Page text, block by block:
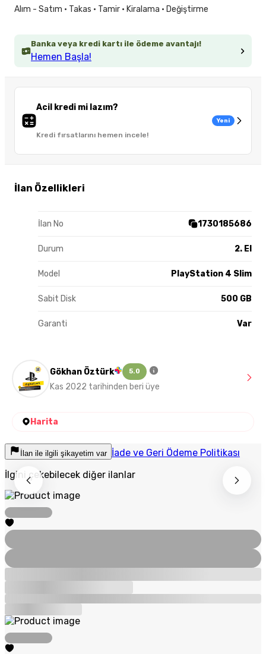
Banka veya kredi kartı ile ödeme avantajı!
Hemen Başla!
Acil kredi mi lazım?
Kredi fırsatlarını hemen incele!
Yeni
İlan Özellikleri
İlan No 1730185686
Durum 2. El
Model PlayStation 4 Slim
Sabit Disk 500 GB
Garanti Var
Alım - Satım · Takas · Tamir · Kiralama · Değiştirme
Gökhan Öztürk 5.0
Kas 2022 tarihinden beri üye
Harita
İlan ile ilgili şikayetim var İade ve Geri Ödeme Politikası
İlgini çekebilecek diğer ilanlar